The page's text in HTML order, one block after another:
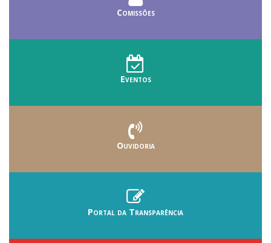
Comissões
Eventos
Ouvidoria
Portal da Transparência